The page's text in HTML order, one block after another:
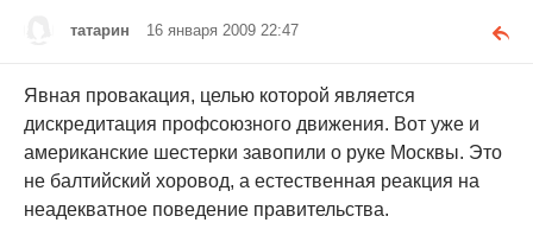
татарин 16 января 2009 22:47
Явная провакация, целью которой является
дискредитация профсоюзного движения. Вот уже и
американские шестерки завопили о руке Москвы. Это
не балтийский хоровод, а естественная реакция на
неадекватное поведение правительства.